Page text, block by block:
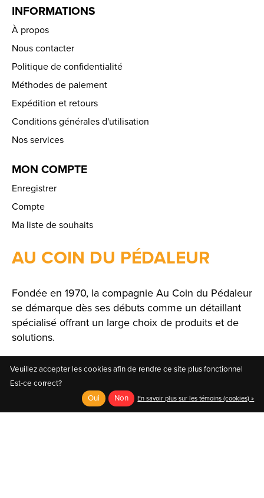
INFORMATIONS
À propos
Nous contacter
Politique de confidentialité
Méthodes de paiement
Expédition et retours
Conditions générales d'utilisation
Nos services
MON COMPTE
Enregistrer
Compte
Ma liste de souhaits
AU COIN DU PÉDALEUR
Fondée en 1970, la compagnie Au Coin du Pédaleur
se démarque dès ses débuts comme un détaillant
spécialisé offrant un large choix de produits et de
solutions.
Veuillez accepter les cookies afin de rendre ce site plus fonctionnel
Est-ce correct?
Oui
Non En savoir plus sur les témoins (cookies) »